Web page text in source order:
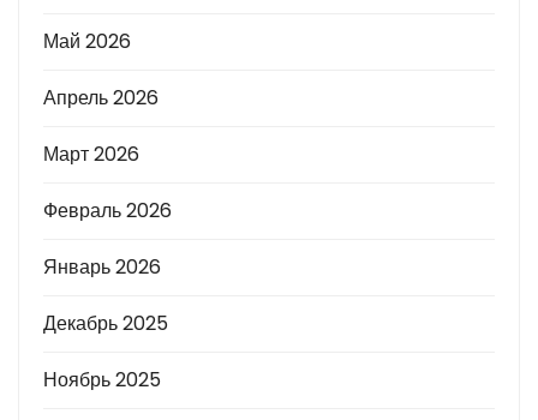
Май 2026
Апрель 2026
Март 2026
Февраль 2026
Январь 2026
Декабрь 2025
Ноябрь 2025